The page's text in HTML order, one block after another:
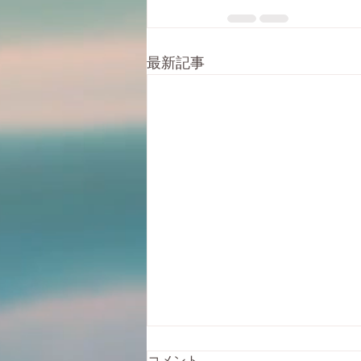
最新記事
自転車の膝の痛み